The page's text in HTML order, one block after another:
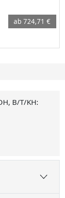
ab 724,71 €
B/T/KH: